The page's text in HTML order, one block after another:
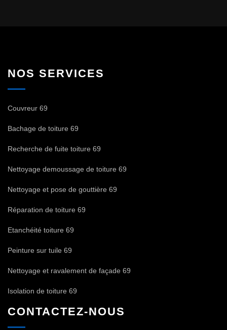
NOS SERVICES
Couvreur 69
Bachage de toiture 69
Recherche de fuite toiture 69
Nettoyage demoussage de toiture 69
Nettoyage et pose de gouttière 69
Réparation de toiture 69
Etanchéité toiture 69
Peinture sur tuile 69
Nettoyage et ravalement de façade 69
Isolation de toiture 69
CONTACTEZ-NOUS